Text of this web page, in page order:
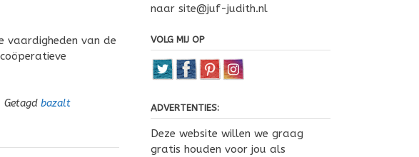
vaardigheden van de
Getagd bazalt
naar site@juf-judith.nl
VOLG MIJ OP
ADVERTENTIES:
Deze website willen we graag
gratis houden voor jou als